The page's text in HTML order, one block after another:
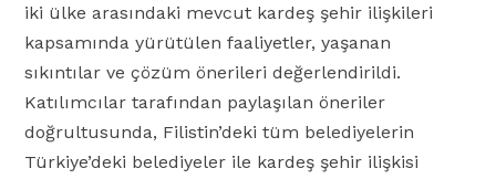
iki ülke arasındaki mevcut kardeş şehir ilişkileri
kapsamında yürütülen faaliyetler, yaşanan
sıkıntılar ve çözüm önerileri değerlendirildi.
Katılımcılar tarafından paylaşılan öneriler
doğrultusunda, Filistin’deki tüm belediyelerin
Türkiye’deki belediyeler ile kardeş şehir ilişkisi